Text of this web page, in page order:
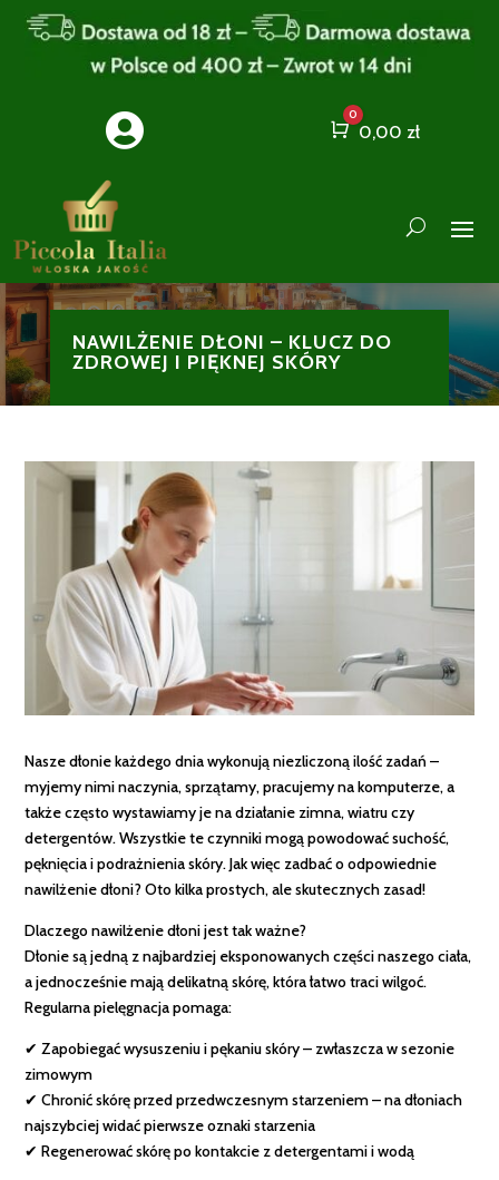
 Cart
0
0,00 zł
NAWILŻENIE DŁONI – KLUCZ DO
ZDROWEJ I PIĘKNEJ SKÓRY
Nasze dłonie każdego dnia wykonują niezliczoną ilość zadań –
myjemy nimi naczynia, sprzątamy, pracujemy na komputerze, a
także często wystawiamy je na działanie zimna, wiatru czy
detergentów. Wszystkie te czynniki mogą powodować suchość,
pęknięcia i podrażnienia skóry. Jak więc zadbać o odpowiednie
nawilżenie dłoni? Oto kilka prostych, ale skutecznych zasad!
Dlaczego nawilżenie dłoni jest tak ważne?
Dłonie są jedną z najbardziej eksponowanych części naszego ciała,
a jednocześnie mają delikatną skórę, która łatwo traci wilgoć.
Regularna pielęgnacja pomaga:
✔ Zapobiegać wysuszeniu i pękaniu skóry – zwłaszcza w sezonie
zimowym
✔ Chronić skórę przed przedwczesnym starzeniem – na dłoniach
najszybciej widać pierwsze oznaki starzenia
✔ Regenerować skórę po kontakcie z detergentami i wodą